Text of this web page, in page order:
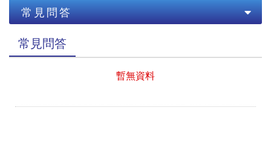
常見問答
常見問題
常見問答
暫無資料